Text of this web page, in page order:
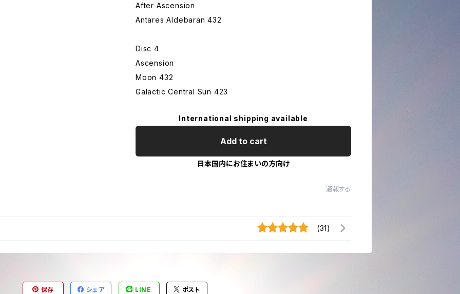
After Ascension
Antares Aldebaran 432
Disc 4
Ascension
Moon 432
Galactic Central Sun 423
International shipping available
Add to cart
日本国内にお住まいの方向け
通報する
(31)
保存 シェア LINE ポスト